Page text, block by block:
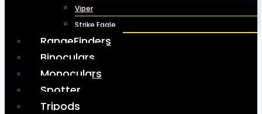
Viper
Strike Eagle
RangeFinders
Binoculars
Monoculars
Spotter
Tripods